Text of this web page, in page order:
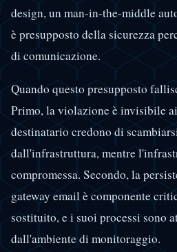
design, un man-in-the-middle
è presupposto della sicurezza
di comunicazione.
Quando questo presupposto
Primo, la violazione è invisibile
destinatario credono di
dall'infrastruttura, mentre
compromessa. Secondo, la
gateway email è componente
sostituito, e i suoi processi sono
dall'ambiente di monitoraggio.